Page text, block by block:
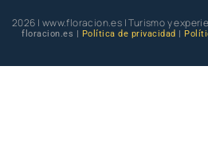
2026 | www.floracion.es | Turismo y
floracion.es | Política de privacidad